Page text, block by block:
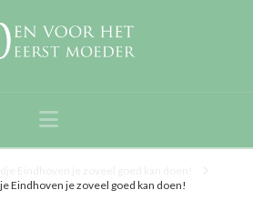
RORYBLOKZIJL
Navigation
Eindhoven je zoveel goed kan doen!